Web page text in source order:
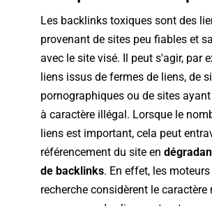
Les backlinks toxiques sont des
provenant de sites peu fiables et
avec le site visé. Il peut s'agir, par
liens issus de fermes de liens, de
pornographiques ou de sites
à caractère illégal. Lorsque le
liens est important, cela peut
référencement du site en
de backlinks. En effet, les moteurs
recherche considèrent le caractère